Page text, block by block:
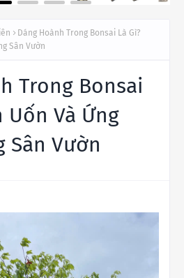
Dáng Hoành Trong Bonsai Là Gì?
Sân Vườn
Trong Bonsai
Uốn Và Ứng
Sân Vườn